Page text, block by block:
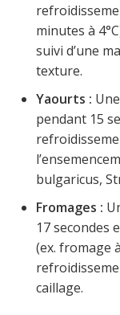
minutes à
suivi d’une
texture.
Yaourts :
pendant 15
bulgaricus,
Fromages :
17 secondes
(ex. fromage
caillage.